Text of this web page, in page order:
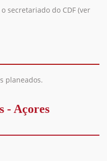
secretariado do CDF (ver
planeados.
- Açores